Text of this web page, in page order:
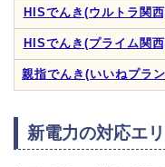
HISでんき(ウルトラ関
HISでんき(プライム関
親指でんき(いいねプラ
新電力の対応エ